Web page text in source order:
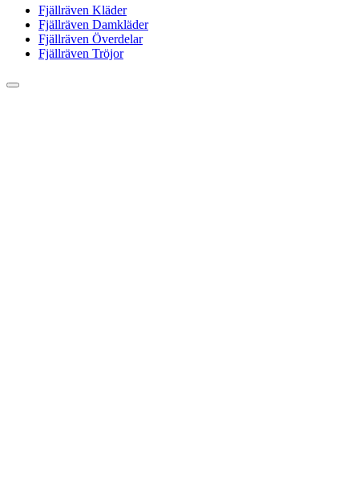
Fjällräven Kläder
Fjällräven Damkläder
Fjällräven Överdelar
Fjällräven Tröjor